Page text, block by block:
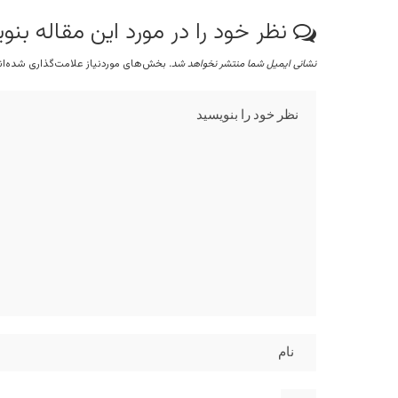
نظر خود را در مورد این مقاله
نشانی ایمیل شما منتشر نخواهد شد. بخش‌های موردنیاز علامت‌گذاری